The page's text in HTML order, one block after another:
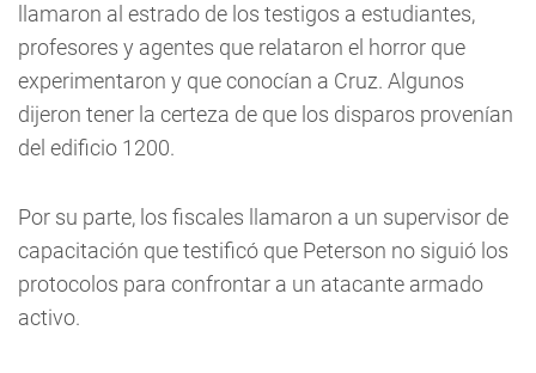
llamaron al estrado de los testigos a estudiantes,
profesores y agentes que relataron el horror que
experimentaron y que conocían a Cruz. Algunos
dijeron tener la certeza de que los disparos provenían
del edificio 1200.
Por su parte, los fiscales llamaron a un supervisor de
capacitación que testificó que Peterson no siguió los
protocolos para confrontar a un atacante armado
activo.